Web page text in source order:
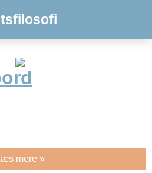
mere »